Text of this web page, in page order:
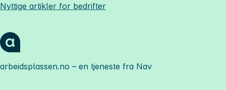
Nyttige artikler for bedrifter
arbeidsplassen.no – en tjeneste fra Nav